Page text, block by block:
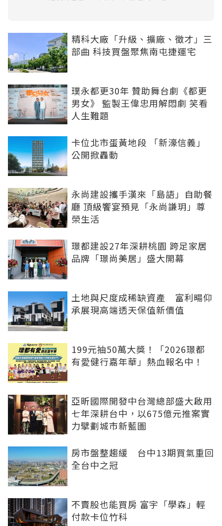
精科大廠「升級、擴廠、徵才」三
部曲 科技買盤聚焦南屯捷運宅
璞永都更30年 贊助舞台劇《都更
男女》 監製王偉忠用解悶劇 笑看
人生難題
卡位北市蛋黃地段 「新濠信義」
公開掀轟動
永尚建設攜手漢來「島語」自助餐
廳 頂級饗宴預見「永尚謙玥」尊
榮生活
璟都建設27年深耕桃園 跨足家居
品牌「璟尚美居」盛大開幕
土地與尺度成稀缺資產 富利暘仰
承展現高端透天保值新價值
199元抽50萬大獎！「2026璟都
有愛健行嘉年華」熱血報名中！
亞昕國際開發中台灣總部盛大啟用
七年深耕台中，以675億元推案實
力擘劃城市新藍圖
房市盤整趨緩 台中13期買氣重回
全台中之冠
不賣股也能買房 富宇「學森」輕
付款卡位竹科